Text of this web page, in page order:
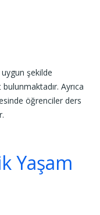
şekilde
Ayrıca
öğrenciler ders
Yaşam